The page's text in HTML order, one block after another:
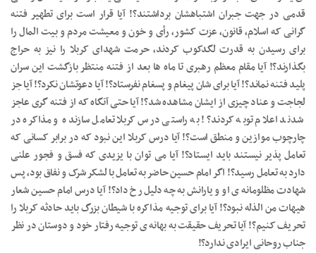
قدمی در جهت جبران اشتباهشان برداشتند؟! آیا قرار است برای تطهیر فتنه
گرانی که اسلام، قانون، عزت کشور، رأی و خون و معیشت مردم و بیت المال را
برای رسیدن به قدرت لگدکوب کردند، حرمت شهدای کربلا را نیز به حراج
بگذارند؟! آیا مقام معظم رهبری تا ماه ها بعد از فتنه منتظر بازگشت این سران
پلید فتنه نماند؟! آیا برای شان پیغام و پسغام نفرستاد؟! آیا دعوتشان نکرد؟! آیا جز
لجاجت و عناد چیزی از ایشان مشاهده شد؟! آیا حتی آنگاه که از فتنه گری عاجز
شدند اعلام توبه کردند؟! به راستی درس کربلا تعامل سازنده و مذاکره در
چارچوب موازین و منطق است؟! آیا درس کربلا این نبود که در برابر کسانی که
تعامل پذیر نیستند باید ایستاد؟! آیا می توان با یزیدی که فسق و فجور علنی
دارد به تعامل رسید؟! اگر امام حسین حاضر به تعامل با لشکر شرک و نفاق بود، پس
شهادت مظلومانه ی او و یارانش به چه دلیل رخ داد؟! آیا درس امام حسین شعار
هیهات من الذله نبود؟! آیا برای توجیه مذاکره با شیطان بزرگ باید حادثه کربلا را
تحریف کنیم؟! آیا تحریف حقیقت به بهانه ی توجیه رفتار خود و دوستان در نظر
جناب روحانی ایرادی ندارد؟!